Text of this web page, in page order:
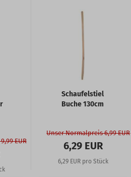
EUR
Schaufelstiel
Buche 130cm
Unser Normalpreis 6,99 EUR
6,29 EUR
6,29 EUR pro Stück